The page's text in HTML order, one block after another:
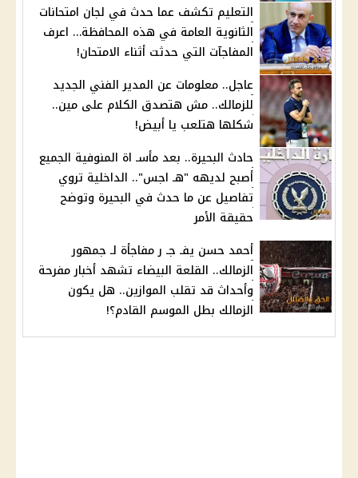
التعليم تكشف عما حدث في لجان امتحانات
الثانوية العامة في هذه المحافظة… اعرف
المفاجآت التي حدثت أثناء الامتحان!
عاجل.. معلومات عن المدير الفني الجديد
للزمالك.. مش هتصدق الكلام على مين..
شكلها هتلعب يا أبيض!
حادث البحيرة.. بعد مأسـ اة المنوفية الجميع
أصبح لديهه "هـ اجس".. الداخلية تروي
تفاصيل عن ما حدث في البحيرة وتوضح
حقيقة الأمر
أحمد حسن يفـ جـ ر مفاجأة لـ جمهور
الزمالك.. القلعة البيضاء تشهد أخبار مفرحة
وأحداث قد تقلب الموازين.. هل يكون
الزمالك بطل الموسم القادم؟!